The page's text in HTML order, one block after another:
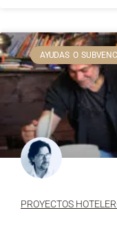
AYUDAS O
PROYECTOS